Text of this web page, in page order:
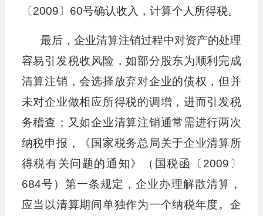
〔2009〕60号确认收入，计算个人所得税。
最后，企业清算注销过程中对资产的处理
容易引发税收风险，如部分股东为顺利完成
清算注销，会选择放弃对企业的债权，但并
未对企业做相应所得税的调增，进而引发税
务稽查；又如企业清算注销通常需进行两次
纳税申报，《国家税务总局关于企业清算所
得税有关问题的通知》（国税函〔2009〕
684号）第一条规定，企业办理解散清算，
应当以清算期间单独作为一个纳税年度。企